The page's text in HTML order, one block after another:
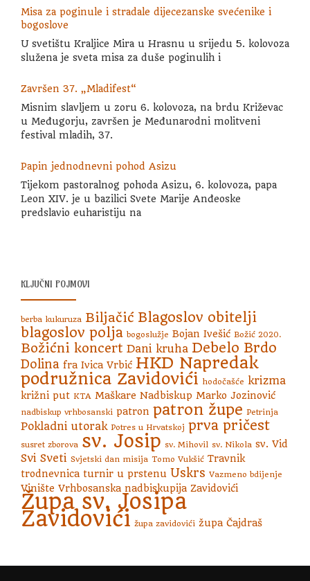
Misa za poginule i stradale dijecezanske svećenike i
bogoslove
U svetištu Kraljice Mira u Hrasnu u srijedu 5. kolovoza
služena je sveta misa za duše poginulih i
Završen 37. „Mladifest“
Misnim slavljem u zoru 6. kolovoza, na brdu Križevac
u Međugorju, završen je Međunarodni molitveni
festival mladih, 37.
Papin jednodnevni pohod Asizu
Tijekom pastoralnog pohoda Asizu, 6. kolovoza, papa
Leon XIV. je u bazilici Svete Marije Anđeoske
predslavio euharistiju na
KLJUČNI POJMOVI
berba kukuruza Biljačić Blagoslov obitelji
blagoslov polja bogoslužje Bojan Ivešić Božić 2020.
Božićni koncert Dani kruha Debelo Brdo
Dolina fra Ivica Vrbić HKD Napredak
podružnica Zavidovići hodočašće krizma
križni put KTA Maškare Nadbiskup Marko Jozinović
nadbiskup vrhbosanski patron patron župe Petrinja
Pokladni utorak Potres u Hrvatskoj prva pričest
susret zborova sv. Josip sv. Mihovil sv. Nikola sv. Vid
Svi Sveti Svjetski dan misija Tomo Vukšić Travnik
trodnevnica turnir u prstenu Uskrs Vazmeno bdijenje
Vinište Vrhbosanska nadbiskupija Zavidovići
Župa sv. Josipa
Zavidovići župa zavidovići župa Čajdraš